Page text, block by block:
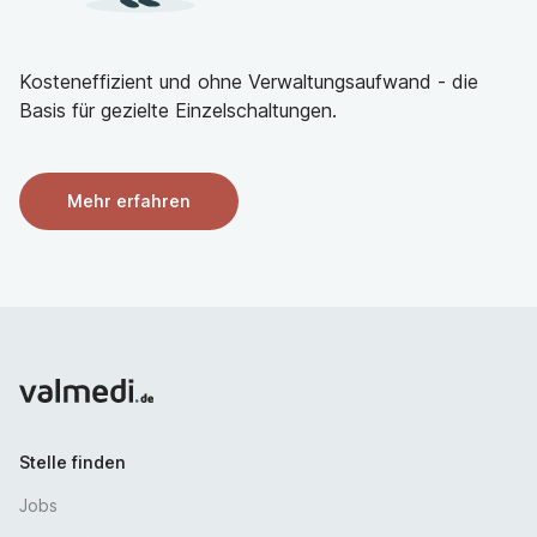
Bei ausländischen Bewerberinnen und Bewerbern
Möglichkeit zum Erwerb der/des Fachärztin/-arztes
für Allgemeinchirurgie, Viszeralchirurgie und
Urlaub
Deutschlandticket
Intensive Einarbeitung für den leichten Einstieg
Kosteneffizient und ohne Verwaltungsaufwand - die
Basis für gezielte Einzelschaltungen.
Mehr erfahren
Stelle finden
Jobs